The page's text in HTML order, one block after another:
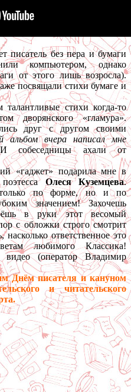
писатель без пера и бумаги
компьютером, однако
от этого лишь возросла).
посвящали стихи бумаге и
стихи когда-то
дворянского «гламура».
друг с другом своими
вчера написал мне
собеседницы ахали от
«гаджет» подарила мне в
Олеся Куземцева.
по форме, но и по
значением! Захочешь
в руки этот весомый
с обложки строго смотрит
ответственное это
любимого Классика!
(оператор Владимир
Днём писателя и кануном
и читательского